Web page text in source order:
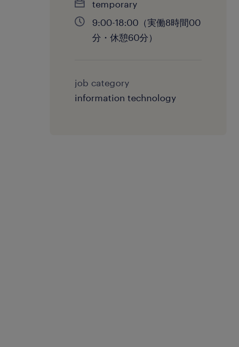
temporary
9:00-18:00（実働8時間00
分・休憩60分）
job category
information technology